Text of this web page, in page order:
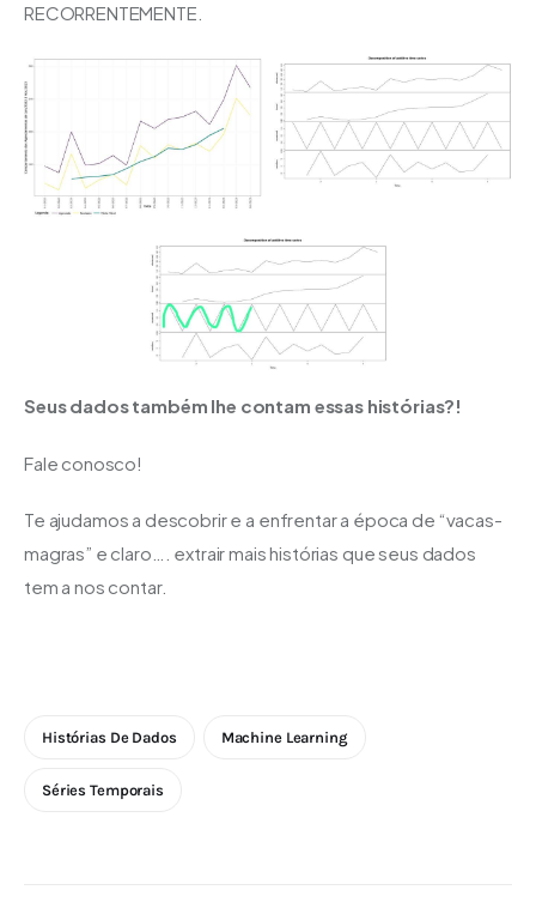
RECORRENTEMENTE.
Seus dados também lhe contam essas histórias?!
Fale conosco!
Te ajudamos a descobrir e a enfrentar a época de “vacas-
magras” e claro…. extrair mais histórias que seus dados
tem a nos contar.
Histórias De Dados Machine Learning
Séries Temporais